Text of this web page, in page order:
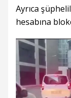
Ayrıca
hesabına